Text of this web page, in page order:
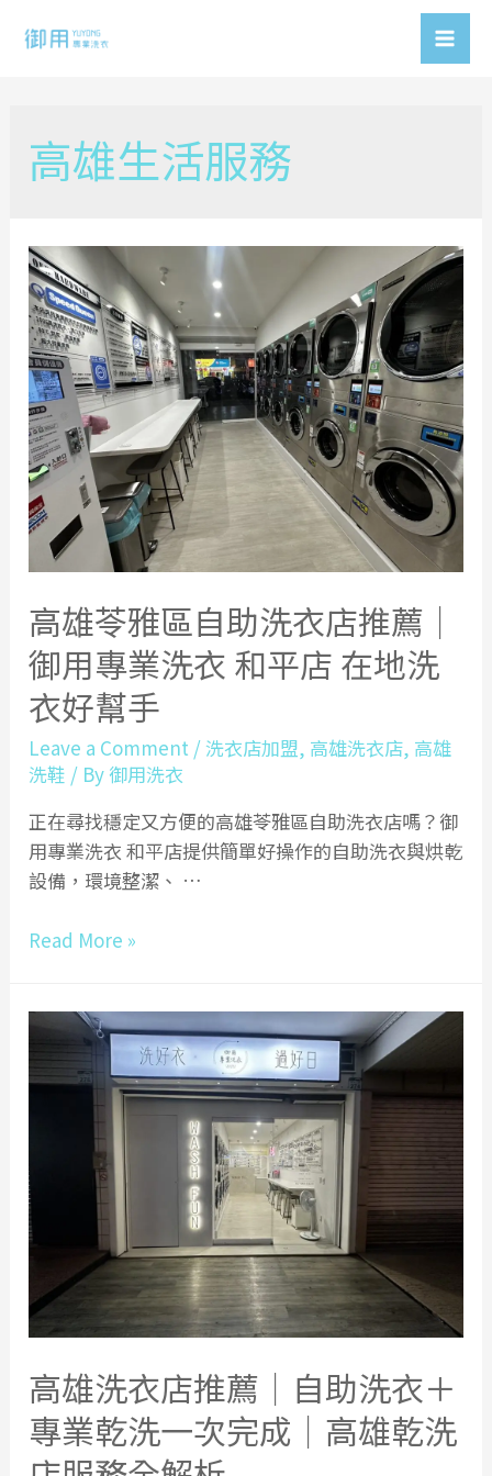
高雄生活服務
高雄苓雅區自助洗衣店推薦｜
御用專業洗衣 和平店 在地洗
衣好幫手
Leave a Comment /洗衣店加盟, 高雄洗衣店, 高雄
洗鞋 / By御用洗衣
正在尋找穩定又方便的高雄苓雅區自助洗衣店嗎？御
用專業洗衣 和平店提供簡單好操作的自助洗衣與烘乾
設備，環境整潔、 …
高
雅
區
自
衣
店
推
｜
御
專
業
洗
Read More »
高雄洗衣店推薦｜自助洗衣＋
專業乾洗一次完成｜高雄乾洗